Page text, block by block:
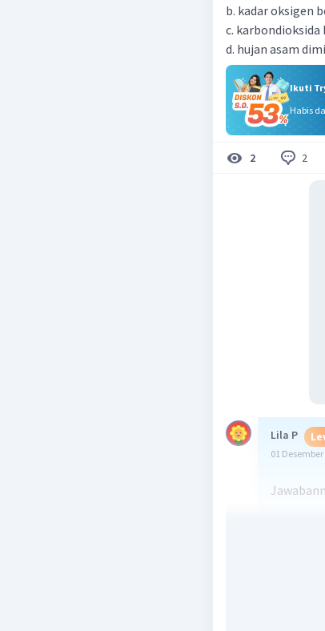
b. kadar oksigen
c. karbondioksida
d. hujan asam
Ikuti
Habis
2 2
Lila P
01